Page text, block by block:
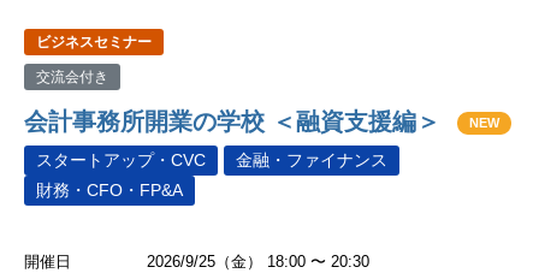
ビジネスセミナー
交流会付き
会計事務所開業の学校 ＜融資支援編＞ NEW
スタートアップ・CVC
金融・ファイナンス
財務・CFO・FP&A
開催日 2026/9/25（金） 18:00 〜 20:30